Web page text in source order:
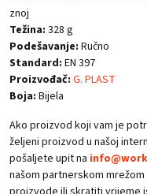
znoj
Težina: 328 g
Podešavanje: Ručno
Standard: EN 397
Proizvođač: G. PLAST
Boja: Bijela
Ako proizvod koji vam je
željeni proizvod u našoj
pošaljete upit na
našom partnerskom